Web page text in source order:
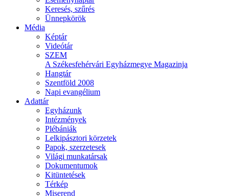
Keresés, szűrés
Ünnepkörök
Média
Képtár
Videótár
SZEM
A Székesfehérvári Egyházmegye Magazinja
Hangtár
Szentföld 2008
Napi evangélium
Adattár
Egyházunk
Intézmények
Plébániák
Lelkipásztori körzetek
Papok, szerzetesek
Világi munkatársak
Dokumentumok
Kitüntetések
Térkép
Miserend